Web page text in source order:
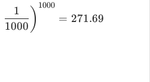
1000
1 ) 1000
= 271.69